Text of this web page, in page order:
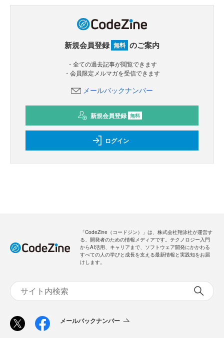
新規会員登録 無料 のご案内
・全ての過去記事が閲覧できます
・会員限定メルマガを受信できます
メールバックナンバー
新規会員登録 無料
ログイン
「CodeZine（コードジン）」は、株式会社翔泳社が運営す
る、開発者のための情報メディアです。テクノロジー入門
からAI活用、キャリアまで、ソフトウェア開発にかかわる
すべての人の学びと成長を支える最新情報と実践知をお届
けします。
メールバックナンバー